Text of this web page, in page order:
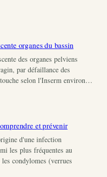
organes du bassin
des organes pelviens
par défaillance des
selon l'Inserm environ…
et prévenir
d'une infection
les plus fréquentes au
condylomes (verrues